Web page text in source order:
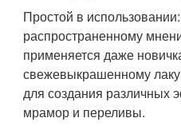
Простой в
распространенному
применяется даже
свежевыкрашенному лаку
для создания различных
мрамор и переливы.